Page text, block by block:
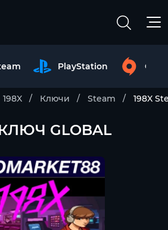
PlayStation
198X Ключи Steam 198X
GLOBAL